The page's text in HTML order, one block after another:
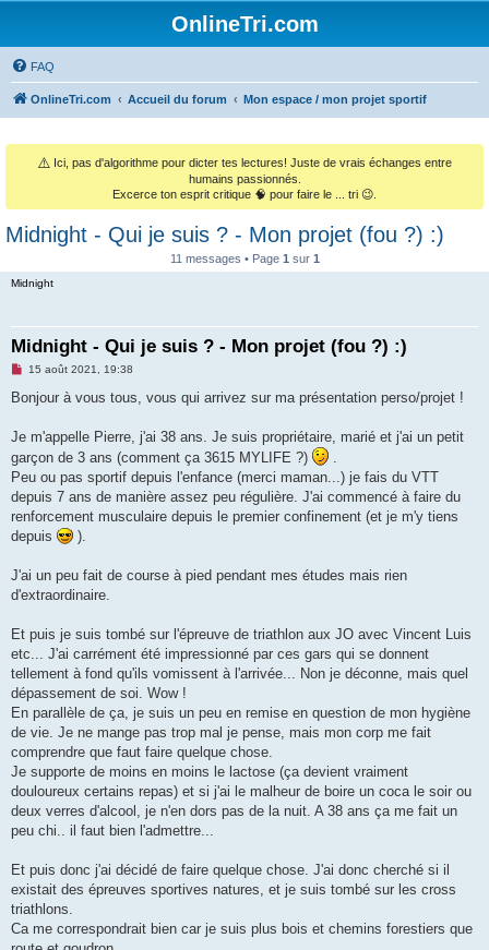
OnlineTri.com
FAQ
OnlineTri.com Accueil du forum Mon espace / mon projet sportif
⚠️ Ici, pas d'algorithme pour dicter tes lectures! Juste de vrais échanges entre
humains passionnés.
Excerce ton esprit critique 🧠 pour faire le ... tri 😉.
Midnight - Qui je suis ? - Mon projet (fou ?) :)
11 messages • Page 1 sur 1
Midnight
Midnight - Qui je suis ? - Mon projet (fou ?) :)
M
s
g
n
o
n
l
u
15 août 2021, 19:38
Bonjour à vous tous, vous qui arrivez sur ma présentation perso/projet !
Je m'appelle Pierre, j'ai 38 ans. Je suis propriétaire, marié et j'ai un petit
garçon de 3 ans (comment ça 3615 MYLIFE ?)
Peu ou pas sportif depuis l'enfance (merci maman...) je fais du VTT
depuis 7 ans de manière assez peu régulière. J'ai commencé à faire du
renforcement musculaire depuis le premier confinement (et je m'y tiens
depuis
).
J'ai un peu fait de course à pied pendant mes études mais rien
d'extraordinaire.
Et puis je suis tombé sur l'épreuve de triathlon aux JO avec Vincent Luis
etc... J'ai carrément été impressionné par ces gars qui se donnent
tellement à fond qu'ils vomissent à l'arrivée... Non je déconne, mais quel
dépassement de soi. Wow !
En parallèle de ça, je suis un peu en remise en question de mon hygiène
de vie. Je ne mange pas trop mal je pense, mais mon corp me fait
comprendre que faut faire quelque chose.
Je supporte de moins en moins le lactose (ça devient vraiment
douloureux certains repas) et si j'ai le malheur de boire un coca le soir ou
deux verres d'alcool, je n'en dors pas de la nuit. A 38 ans ça me fait un
peu chi.. il faut bien l'admettre...
Et puis donc j'ai décidé de faire quelque chose. J'ai donc cherché si il
existait des épreuves sportives natures, et je suis tombé sur les cross
triathlons.
Ca me correspondrait bien car je suis plus bois et chemins forestiers que